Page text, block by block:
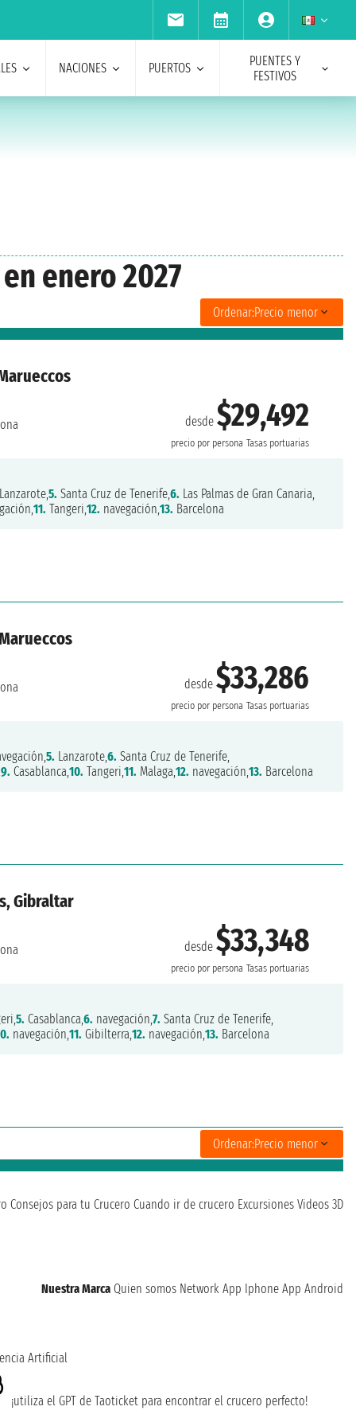
NACIONES PUERTOS
PUENTES Y
FESTIVOS
enero 2027
Ordenar:Precio menor
desde$29,492
precio por persona Tasas portuarias
Lanzarote,5. Santa Cruz de Tenerife,6. Las Palmas de Gran Canaria,
11. Tangeri,12. navegación,13. Barcelona
desde$33,286
precio por persona Tasas portuarias
5. Lanzarote,6. Santa Cruz de Tenerife,
9. Casablanca,10. Tangeri,11. Malaga,12. navegación,13. Barcelona
Gibraltar
desde$33,348
precio por persona Tasas portuarias
5. Casablanca,6. navegación,7. Santa Cruz de Tenerife,
navegación,11. Gibilterra,12. navegación,13. Barcelona
Ordenar:Precio menor
Consejos para tu Crucero Cuando ir de crucero Excursiones Videos 3D
Nuestra Marca Quien somos Network App Iphone App Android
Artificial
¡utiliza el GPT de Taoticket para encontrar el crucero perfecto!